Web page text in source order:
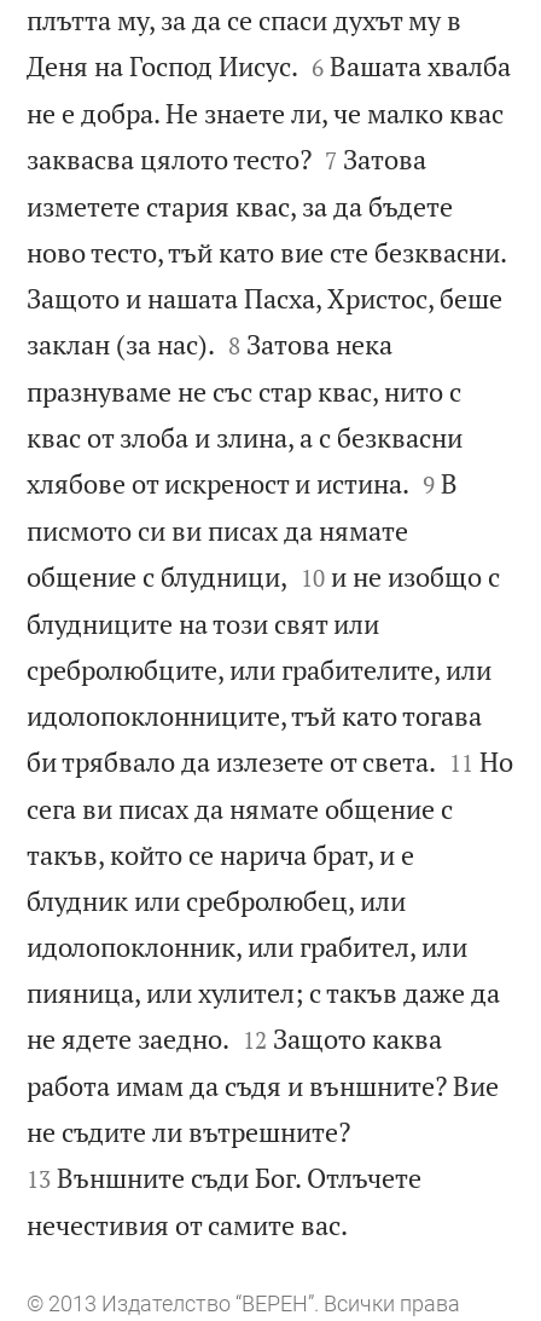
плътта му, за да се спаси духът му в
Деня на Господ Иисус. 

6 Вашата хвалба
не е добра. Не знаете ли, че малко квас
заквасва цялото тесто?
7 Затова
изметете стария квас, за да бъдете
ново тесто, тъй като вие сте безквасни.
Защото и нашата Пасха, Христос, беше
заклан (за нас). 

8 Затова нека
празнуваме не със стар квас, нито с
квас от злоба и злина, а с безквасни
хлябове от искреност и истина. 

9 В
писмото си ви писах да нямате
общение с блудници, 

10 и не изобщо с
блудниците на този свят или
сребролюбците, или грабителите, или
идолопоклонниците, тъй като тогава
би трябвало да излезете от света. 

11 Но
сега ви писах да нямате общение с
такъв, който се нарича брат, и е
блудник или сребролюбец, или
идолопоклонник, или грабител, или
пияница, или хулител; с такъв даже да
не ядете заедно. 

12 Защото каква
работа имам да съдя и външните? Вие
не съдите ли вътрешните?
13 Външните съди Бог. Отлъчете
нечестивия от самите вас.
© 2013 Издателство “ВЕРЕН”. Всички права